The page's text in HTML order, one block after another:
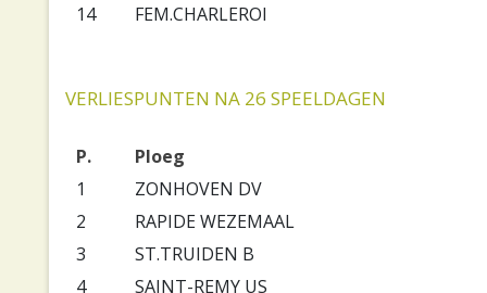
14
FEM.CHARLEROI
VERLIESPUNTEN NA 26 SPEELDAGEN
P.
Ploeg
1
ZONHOVEN DV
2
RAPIDE WEZEMAAL
3
ST.TRUIDEN B
4
SAINT-REMY US